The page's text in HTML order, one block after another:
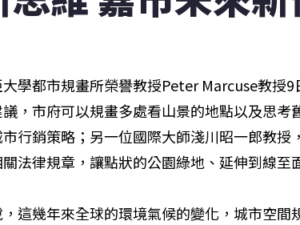
學都市規畫所榮譽教授Peter Marcuse教授
，市府可以規畫多處看山景的地點以及思考
行銷策略；另一位國際大師淺川昭一郎教授
法律規章，讓點狀的公園綠地、延伸到線至
這幾年來全球的環境氣候的變化，城市空間